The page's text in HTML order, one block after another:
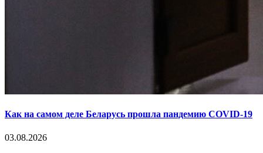
Как на самом деле Беларусь прошла пандемию COVID-19
03.08.2026